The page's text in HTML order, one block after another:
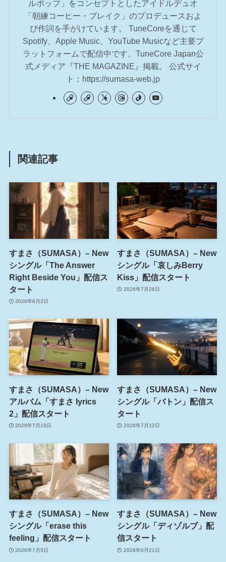
ルポップ」をコンセプトとしたアイドルデュオ
「朝練コーヒー・ブレイク」のプロデュースおよ
び作詞を手がけています。 TuneCoreを通じて
Spotify、Apple Music、YouTube Musicなど主要プ
ラットフォームで配信中です。TuneCore Japan公
式メディア『THE MAGAZINE』掲載。 公式サイ
ト：https://sumasa-web.jp
関連記事
すまさ（SUMASA）– New
シングル「The Answer
Right Beside You」配信ス
タート
2026年8月2日
すまさ（SUMASA）– New
シングル「哀しみBerry
Kiss」配信スタート
2026年7月26日
すまさ（SUMASA）– New
アルバム「すまさ lyrics
2」配信スタート
2026年7月19日
すまさ（SUMASA）– New
シングル「バトン」配信ス
タート
2026年7月12日
すまさ（SUMASA）– New
シングル「erase this
feeling」配信スタート
2026年7月5日
すまさ（SUMASA）– New
シングル「ディゾルブ」配
信スタート
2026年6月21日